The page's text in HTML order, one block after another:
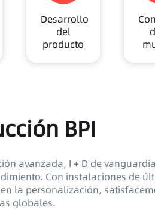
Desarrollo
del
producto
BPI
avanzada, I + D de
Con instalaciones de
la personalización,
globales.